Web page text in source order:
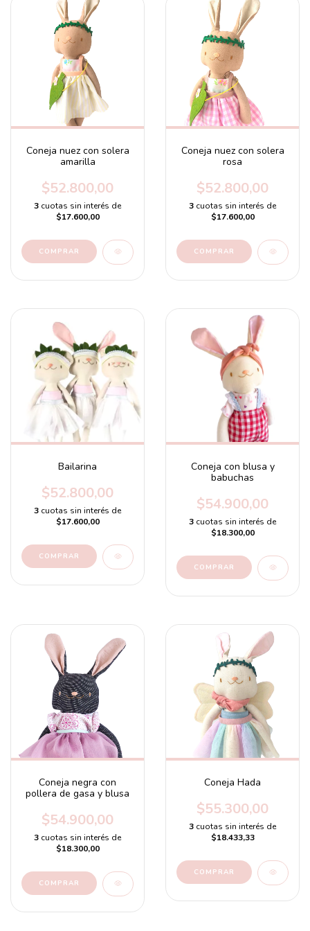
Coneja nuez con solera
amarilla
$52.800,00
3 cuotas sin interés de
$17.600,00
Coneja nuez con solera
rosa
$52.800,00
3 cuotas sin interés de
$17.600,00
Bailarina
$52.800,00
3 cuotas sin interés de
$17.600,00
COMPRAR
Coneja con blusa y
babuchas
$54.900,00
3 cuotas sin interés de
$18.300,00
Coneja negra con
pollera de gasa y blusa
$54.900,00
3 cuotas sin interés de
$18.300,00
Coneja Hada
$55.300,00
3 cuotas sin interés de
$18.433,33